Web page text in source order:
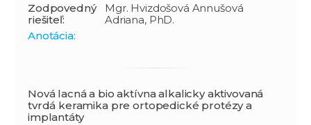
Zodpovedný
riešiteľ:
Mgr. Hvizdošová Annušová
Adriana, PhD.
Anotácia:
Nová lacná a bio aktívna alkalicky aktivovaná
tvrdá keramika pre ortopedické protézy a
implantáty